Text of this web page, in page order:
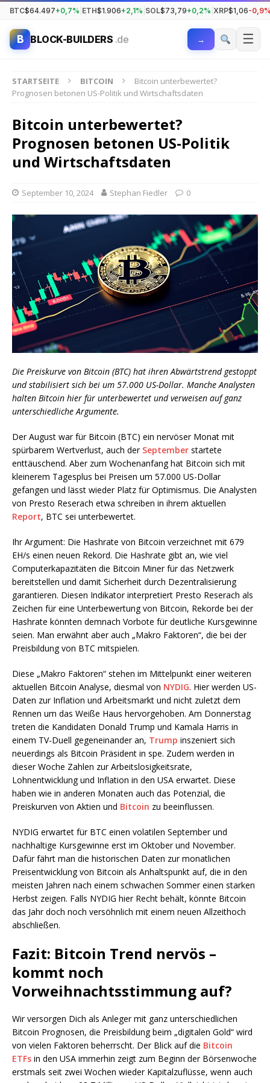
BTC$64.497+0,7% ETH$1.906+2,1% SOL$73,79+0,2% XRP$1,06-
B BLOCK-BUILDERS .de → ☰
STARTSEITE BITCOIN
Bitcoin unterbewertet?
Prognosen betonen US-Politik und Wirtschaftsdaten
Bitcoin unterbewertet?
Prognosen betonen US-Politik
und Wirtschaftsdaten
September 10, 2024 Stephan Fiedler 0
Die Preiskurve von Bitcoin (BTC) hat ihren Abwärtstrend gestoppt
und stabilisiert sich bei um 57.000 US-Dollar. Manche Analysten
halten Bitcoin hier für unterbewertet und verweisen auf ganz
unterschiedliche Argumente.
Der August war für Bitcoin (BTC) ein nervöser Monat mit
spürbarem Wertverlust, auch der September startete
enttäuschend. Aber zum Wochenanfang hat Bitcoin sich mit
kleinerem Tagesplus bei Preisen um 57.000 US-Dollar
gefangen und lässt wieder Platz für Optimismus. Die Analysten
von Presto Reserach etwa schreiben in ihrem aktuellen
Report, BTC sei unterbewertet.
Ihr Argument: Die Hashrate von Bitcoin verzeichnet mit 679
EH/s einen neuen Rekord. Die Hashrate gibt an, wie viel
Computerkapazitäten die Bitcoin Miner für das Netzwerk
bereitstellen und damit Sicherheit durch Dezentralisierung
garantieren. Diesen Indikator interpretiert Presto Reserach als
Zeichen für eine Unterbewertung von Bitcoin, Rekorde bei der
Hashrate könnten demnach Vorbote für deutliche Kursgewinne
seien. Man erwähnt aber auch „Makro Faktoren“, die bei der
Preisbildung von BTC mitspielen.
Diese „Makro Faktoren“ stehen im Mittelpunkt einer weiteren
aktuellen Bitcoin Analyse, diesmal von NYDIG. Hier werden US-
Daten zur Inflation und Arbeitsmarkt und nicht zuletzt dem
Rennen um das Weiße Haus hervorgehoben. Am Donnerstag
treten die Kandidaten Donald Trump und Kamala Harris in
einem TV-Duell gegeneinander an, Trump inszeniert sich
neuerdings als Bitcoin Präsident in spe. Zudem werden in
dieser Woche Zahlen zur Arbeitslosigkeitsrate,
Lohnentwicklung und Inflation in den USA erwartet. Diese
haben wie in anderen Monaten auch das Potenzial, die
Preiskurven von Aktien und Bitcoin zu beeinflussen.
NYDIG erwartet für BTC einen volatilen September und
nachhaltige Kursgewinne erst im Oktober und November.
Dafür fährt man die historischen Daten zur monatlichen
Preisentwicklung von Bitcoin als Anhaltspunkt auf, die in den
meisten Jahren nach einem schwachen Sommer einen starken
Herbst zeigen. Falls NYDIG hier Recht behält, könnte Bitcoin
das Jahr doch noch versöhnlich mit einem neuen Allzeithoch
abschließen.
Fazit: Bitcoin Trend nervös –
kommt noch
Vorweihnachtsstimmung auf?
Wir versorgen Dich als Anleger mit ganz unterschiedlichen
Bitcoin Prognosen, die Preisbildung beim „digitalen Gold“ wird
von vielen Faktoren beherrscht. Der Blick auf die Bitcoin
ETFs in den USA immerhin zeigt zum Beginn der Börsenwoche
erstmals seit zwei Wochen wieder Kapitalzuflüsse, wenn auch